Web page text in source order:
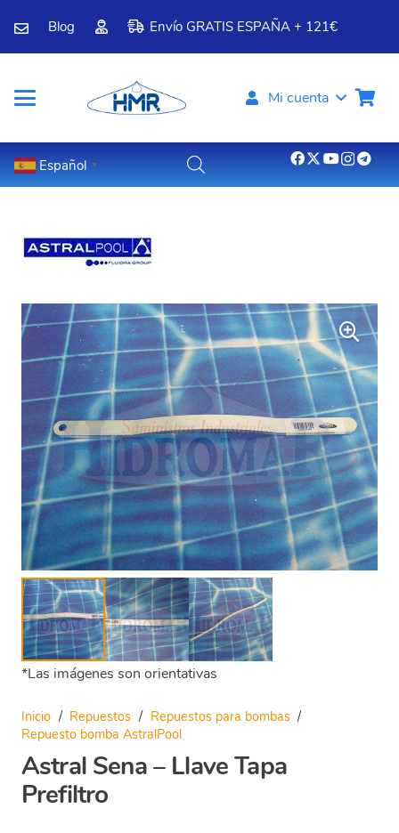
Blog Envío GRATIS ESPAÑA + 121€
Mi cuenta
Español ▼
*Las imágenes son orientativas
Inicio / Repuestos / Repuestos para bombas /
Repuesto bomba AstralPool
Astral Sena – Llave Tapa
Prefiltro